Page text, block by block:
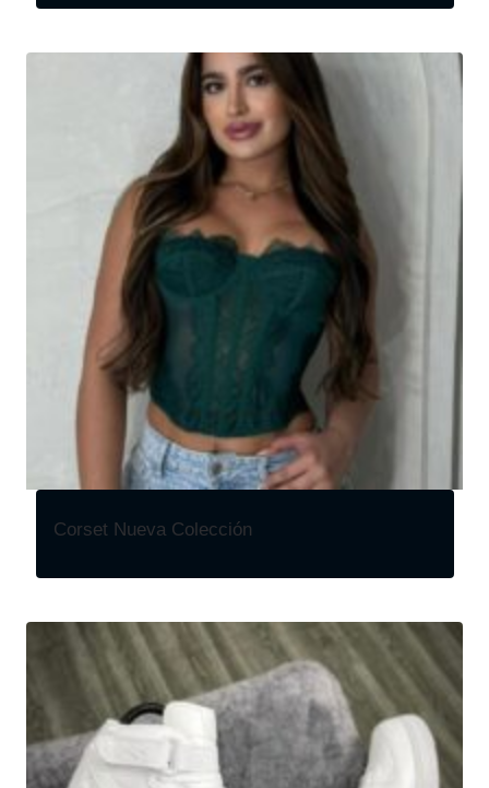
Corset Nueva Colección